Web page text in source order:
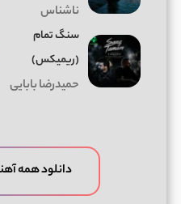
ناشناس
سنگ تمام
(ریمیکس)
حمیدرضا بابایی
دانلود همه